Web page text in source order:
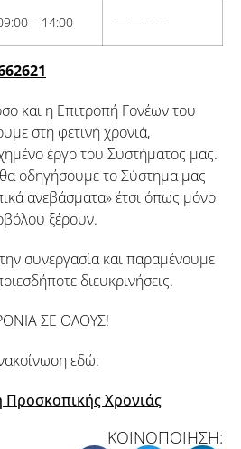
– 14:00 ————
και η Επιτροπή Γονέων του
στη φετινή χρονιά,
έργο του Συστήματος μας.
οδηγήσουμε το Σύστημα μας
ανεβάσματα» έτσι όπως μόνο
ξέρουν.
συνεργασία και παραμένουμε
διευκρινήσεις.
ΣΕ ΟΛΟΥΣ!
εδώ:
Προσκοπικής Χρονιάς
ΚΟΙΝΟΠΟΙΗΣΗ: